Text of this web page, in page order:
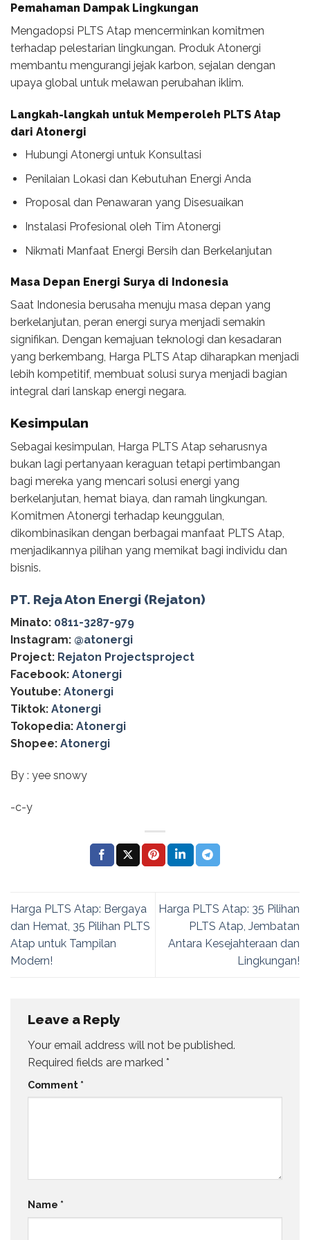
Pemahaman Dampak Lingkungan
Mengadopsi PLTS Atap mencerminkan komitmen
terhadap pelestarian lingkungan. Produk Atonergi
membantu mengurangi jejak karbon, sejalan dengan
upaya global untuk melawan perubahan iklim.
Langkah-langkah untuk Memperoleh PLTS Atap
dari Atonergi
Hubungi Atonergi untuk Konsultasi
Penilaian Lokasi dan Kebutuhan Energi Anda
Proposal dan Penawaran yang Disesuaikan
Instalasi Profesional oleh Tim Atonergi
Nikmati Manfaat Energi Bersih dan Berkelanjutan
Masa Depan Energi Surya di Indonesia
Saat Indonesia berusaha menuju masa depan yang
berkelanjutan, peran energi surya menjadi semakin
signifikan. Dengan kemajuan teknologi dan kesadaran
yang berkembang, Harga PLTS Atap diharapkan menjadi
lebih kompetitif, membuat solusi surya menjadi bagian
integral dari lanskap energi negara.
Kesimpulan
Sebagai kesimpulan, Harga PLTS Atap seharusnya
bukan lagi pertanyaan keraguan tetapi pertimbangan
bagi mereka yang mencari solusi energi yang
berkelanjutan, hemat biaya, dan ramah lingkungan.
Komitmen Atonergi terhadap keunggulan,
dikombinasikan dengan berbagai manfaat PLTS Atap,
menjadikannya pilihan yang memikat bagi individu dan
bisnis.
PT. Reja Aton Energi (Rejaton)
Minato: 0811-3287-979
Instagram: @‌atonergi
Project: Rejaton Projectsproject
Facebook: Atonergi
Youtube: Atonergi
Tiktok: Atonergi
Tokopedia: Atonergi
Shopee: Atonergi
By : yee snowy
-c-y
Harga PLTS Atap: Bergaya
dan Hemat, 35 Pilihan PLTS
Atap untuk Tampilan
Modern!
Harga PLTS Atap: 35 Pilihan
PLTS Atap, Jembatan
Antara Kesejahteraan dan
Lingkungan!
Leave a Reply
Your email address will not be published.
Required fields are marked *
Comment *
Name *